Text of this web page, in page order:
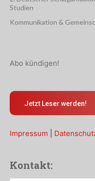
Studien
Kommunikation &
Abo kündigen!
Jetzt Leser werden!
Impressum
Kontakt: